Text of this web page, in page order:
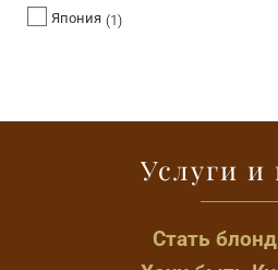
Япония (1)
Услуги и
Стать